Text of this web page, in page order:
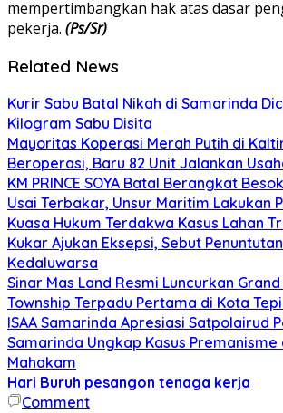
mempertimbangkan hak atas dasar
pekerja. (Ps/Sr)
Related News
Kurir Sabu Batal Nikah di Samarinda
Kilogram Sabu Disita
Mayoritas Koperasi Merah Putih di
Beroperasi, Baru 82 Unit Jalankan
KM PRINCE SOYA Batal Berangkat
Usai Terbakar, Unsur Maritim Lakukan
Kuasa Hukum Terdakwa Kasus Lahan
Kukar Ajukan Eksepsi, Sebut
Kedaluwarsa
Sinar Mas Land Resmi Luncurkan
Township Terpadu Pertama di Kota
ISAA Samarinda Apresiasi Satpolairud
Samarinda Ungkap Kasus Premanisme
Mahakam
Hari Buruh pesangon tenaga kerja
Comment